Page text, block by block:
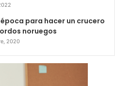
para hacer un crucero
noruegos
2020